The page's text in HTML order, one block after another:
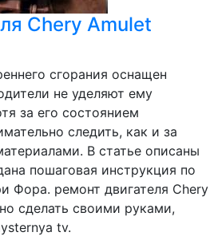
Chery Amulet
сгорания оснащен
не уделяют ему
за его состоянием
следить, как и за
В статье описаны
пошаговая инструкция по
Фора. ремонт двигателя Chery
сделать своими руками,
tv.